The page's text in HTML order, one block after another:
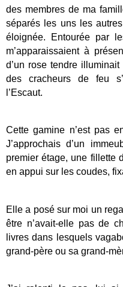
des membres de ma
séparés les uns les
éloignée. Entourée par
m’apparaissaient à
d’un rose tendre
des cracheurs de feu
l’Escaut.
Cette gamine n’est pas
J’approchais d’un
premier étage, une fillette
en appui sur les coudes,
Elle a posé sur moi un
être n’avait-elle pas de
livres dans lesquels
grand-père ou sa grand-